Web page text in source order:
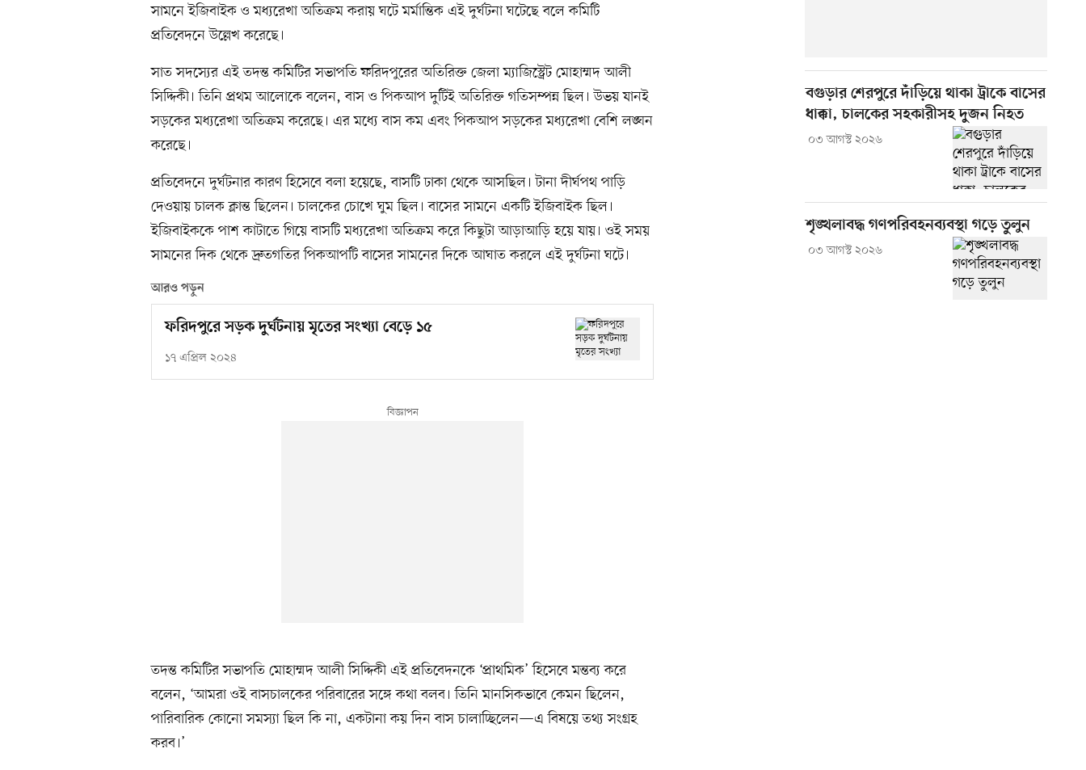
সামনে ইজিবাইক ও মধ্যরেখা অতিক্রম করায় ঘটে মর্মান্তিক এই দুর্ঘটনা ঘটেছে বলে কমিটি
প্রতিবেদনে উল্লেখ করেছে।
সাত সদস্যের এই তদন্ত কমিটির সভাপতি ফরিদপুরের অতিরিক্ত জেলা ম্যাজিস্ট্রেট মোহাম্মদ আলী
সিদ্দিকী। তিনি প্রথম আলোকে বলেন, বাস ও পিকআপ দুটিই অতিরিক্ত গতিসম্পন্ন ছিল। উভয় যানই
সড়কের মধ্যরেখা অতিক্রম করেছে। এর মধ্যে বাস কম এবং পিকআপ সড়কের মধ্যরেখা বেশি লঙ্ঘন
করেছে।
প্রতিবেদনে দুর্ঘটনার কারণ হিসেবে বলা হয়েছে, বাসটি ঢাকা থেকে আসছিল। টানা দীর্ঘপথ পাড়ি
দেওয়ায় চালক ক্লান্ত ছিলেন। চালকের চোখে ঘুম ছিল। বাসের সামনে একটি ইজিবাইক ছিল।
ইজিবাইককে পাশ কাটাতে গিয়ে বাসটি মধ্যরেখা অতিক্রম করে কিছুটা আড়াআড়ি হয়ে যায়। ওই সময়
সামনের দিক থেকে দ্রুতগতির পিকআপটি বাসের সামনের দিকে আঘাত করলে এই দুর্ঘটনা ঘটে।
আরও পড়ুন
ফরিদপুরে সড়ক দুর্ঘটনায় মৃতের সংখ্যা বেড়ে ১৫
১৭ এপ্রিল ২০২৪
তদন্ত কমিটির সভাপতি মোহাম্মদ আলী সিদ্দিকী এই প্রতিবেদনকে ‘প্রাথমিক’ হিসেবে মন্তব্য করে
বলেন, ‘আমরা ওই বাসচালকের পরিবারের সঙ্গে কথা বলব। তিনি মানসিকভাবে কেমন ছিলেন,
পারিবারিক কোনো সমস্যা ছিল কি না, একটানা কয় দিন বাস চালাচ্ছিলেন—এ বিষয়ে তথ্য সংগ্রহ
করব।’
বগুড়ার শেরপুরে দাঁড়িয়ে থাকা ট্রাকে বাসের
ধাক্কা, চালকের সহকারীসহ দুজন নিহত
০৩ আগস্ট ২০২৬
শৃঙ্খলাবদ্ধ গণপরিবহনব্যবস্থা গড়ে তুলুন
০৩ আগস্ট ২০২৬